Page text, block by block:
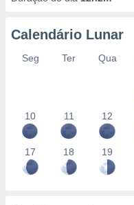
Calendário Lunar
Seg Ter Qua
10 11 12
17 18 19